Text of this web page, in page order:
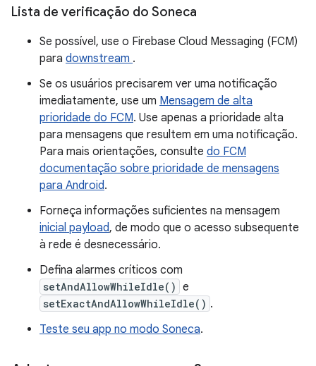
Lista de verificação do Soneca
Se possível, use o Firebase Cloud Messaging (FCM)
para downstream .
Se os usuários precisarem ver uma notificação
imediatamente, use um Mensagem de alta
prioridade do FCM. Use apenas a prioridade alta
para mensagens que resultem em uma notificação.
Para mais orientações, consulte do FCM
documentação sobre prioridade de mensagens
para Android.
Forneça informações suficientes na mensagem
inicial payload, de modo que o acesso subsequente
à rede é desnecessário.
Defina alarmes críticos com
setAndAllowWhileIdle() e
setExactAndAllowWhileIdle() .
Teste seu app no modo Soneca.